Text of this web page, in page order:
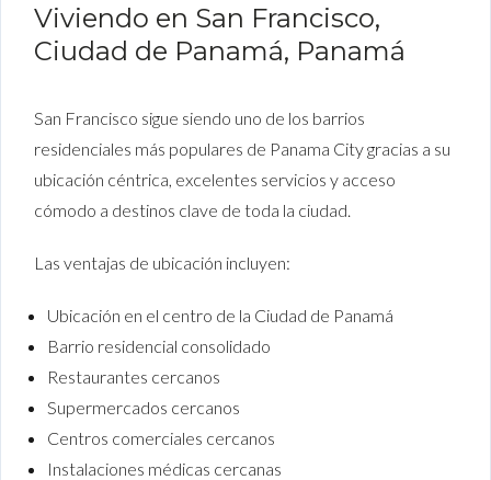
Viviendo en San Francisco,
Ciudad de Panamá, Panamá
San Francisco sigue siendo uno de los barrios
residenciales más populares de Panama City gracias a su
ubicación céntrica, excelentes servicios y acceso
cómodo a destinos clave de toda la ciudad.
Las ventajas de ubicación incluyen:
Ubicación en el centro de la Ciudad de Panamá
Barrio residencial consolidado
Restaurantes cercanos
Supermercados cercanos
Centros comerciales cercanos
Instalaciones médicas cercanas